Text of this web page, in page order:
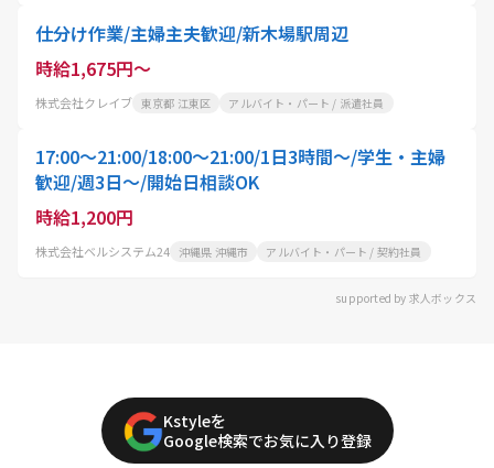
仕分け作業/主婦主夫歓迎/新木場駅周辺
時給1,675円～
株式会社クレイブ 東京都 江東区 アルバイト・パート / 派遣社員
17:00～21:00/18:00～21:00/1日3時間～/学生・主婦
歓迎/週3日～/開始日相談OK
時給1,200円
株式会社ベルシステム24 沖縄県 沖縄市 アルバイト・パート / 契約社員
supported by 求人ボックス
Kstyleを
Google検索でお気に入り登録